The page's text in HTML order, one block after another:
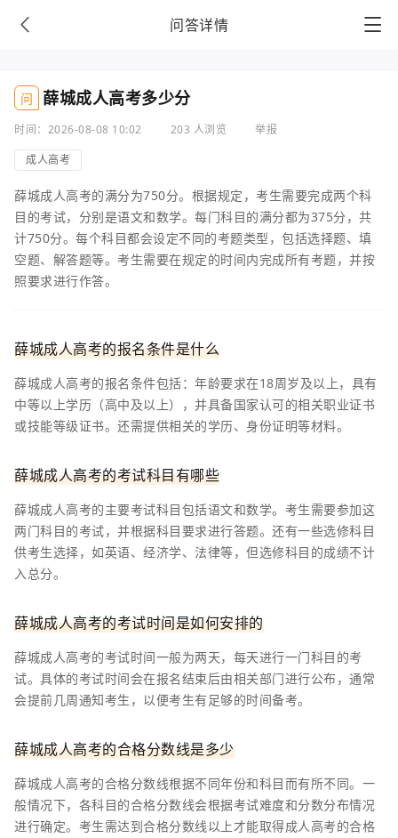
问答详情
问 薛城成人高考多少分
时间：2026-08-08 10:02 203 人浏览
举报
成人高考
薛城成人高考的满分为750分。根据规定，考生需要完成两个科
目的考试，分别是语文和数学。每门科目的满分都为375分，共
计750分。每个科目都会设定不同的考题类型，包括选择题、填
空题、解答题等。考生需要在规定的时间内完成所有考题，并按
照要求进行作答。
薛城成人高考的报名条件是什么
薛城成人高考的报名条件包括：年龄要求在18周岁及以上，具有
中等以上学历（高中及以上），并具备国家认可的相关职业证书
或技能等级证书。还需提供相关的学历、身份证明等材料。
薛城成人高考的考试科目有哪些
薛城成人高考的主要考试科目包括语文和数学。考生需要参加这
两门科目的考试，并根据科目要求进行答题。还有一些选修科目
供考生选择，如英语、经济学、法律等，但选修科目的成绩不计
入总分。
薛城成人高考的考试时间是如何安排的
薛城成人高考的考试时间一般为两天，每天进行一门科目的考
试。具体的考试时间会在报名结束后由相关部门进行公布，通常
会提前几周通知考生，以便考生有足够的时间备考。
薛城成人高考的合格分数线是多少
薛城成人高考的合格分数线根据不同年份和科目而有所不同。一
般情况下，各科目的合格分数线会根据考试难度和分数分布情况
进行确定。考生需达到合格分数线以上才能取得成人高考的合格